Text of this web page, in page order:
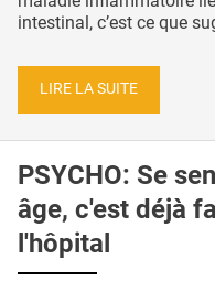
intestinal, c’est ce que
LIRE LA SUITE
PSYCHO: Se
âge, c'est déjà
l'hôpital